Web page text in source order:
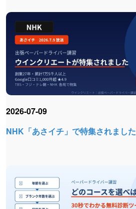
NHK「あさイチ」で特集されました
2026-07-09